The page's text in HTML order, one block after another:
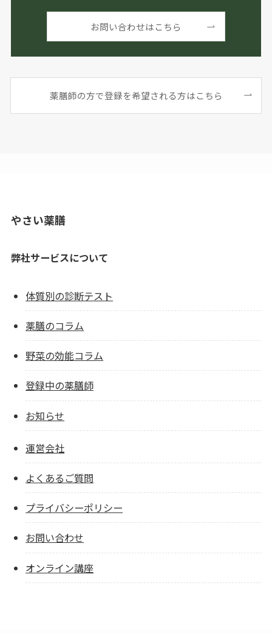
お問い合わせはこちら
薬膳師の方で登録を希望される方はこちら
やさい薬膳
弊社サービスについて
体質別の診断テスト
薬膳のコラム
野菜の効能コラム
登録中の薬膳師
お知らせ
運営会社
よくあるご質問
プライバシーポリシー
お問い合わせ
オンライン講座